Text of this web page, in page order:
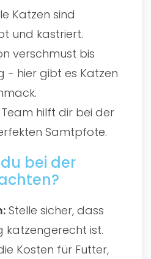
Katzen sind
und kastriert.
verschmust bis
- hier gibt es Katzen
hilft dir bei der
Samtpfote.
bei der
Stelle sicher, dass
katzengerecht ist.
Kosten für Futter,